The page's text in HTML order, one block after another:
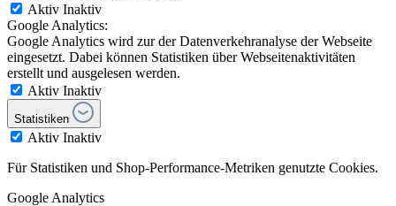
Aktiv Inaktiv
Google Analytics:
Google Analytics wird zur der Datenverkehranalyse der Webseite
eingesetzt. Dabei können Statistiken über Webseitenaktivitäten
erstellt und ausgelesen werden.
Aktiv Inaktiv
Statistiken
Aktiv Inaktiv
Für Statistiken und Shop-Performance-Metriken genutzte Cookies.
Google Analytics